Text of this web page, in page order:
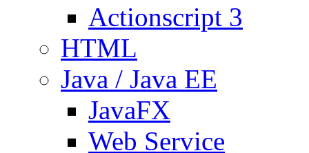
Actionscript 3
HTML
Java / Java EE
JavaFX
Web Service